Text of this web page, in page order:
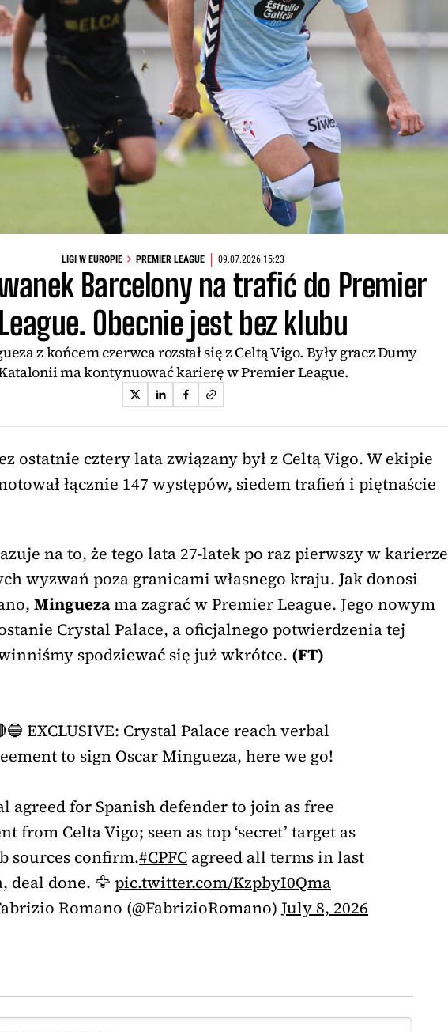
LIGI W EUROPIE PREMIER LEAGUE 09.07.2026 15:23
Barcelony na trafić do Premier
League. Obecnie jest bez klubu
z końcem czerwca rozstał się z Celtą Vigo. Były gracz Dumy
ma kontynuować karierę w Premier League.
ostatnie cztery lata związany był z Celtą Vigo. W ekipie
łącznie 147 występów, siedem trafień i piętnaście
na to, że tego lata 27-latek po raz pierwszy w karierze
wyzwań poza granicami własnego kraju. Jak donosi
Minguezama zagrać w Premier League. Jego nowym
Crystal Palace, a oficjalnego potwierdzenia tej
spodziewać się już wkrótce. (FT)
EXCLUSIVE: Crystal Palace reach verbal
to sign Oscar Mingueza, here we go!
agreed for Spanish defender to join as free
from Celta Vigo; seen as top ‘secret’ target as
sources confirm.#CPFC agreed all terms in last
deal done. 🦅 pic.twitter.com/KzpbyI0Qma
Romano (@FabrizioRomano) July 8, 2026